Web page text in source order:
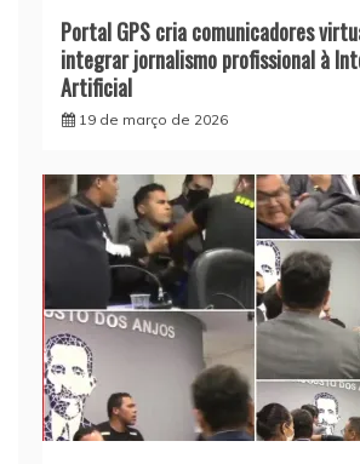
Portal GPS cria comunicadores
integrar jornalismo profissional à
Artificial
19 de março de 2026